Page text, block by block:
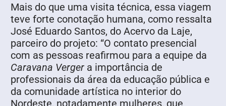
Mais do que uma visita técnica, essa viagem
teve forte conotação humana, como ressalta
José Eduardo Santos, do Acervo da Laje,
parceiro do projeto: “O contato presencial
com as pessoas reafirmou para a equipe da
Caravana Verger a importância de
professionais da área da educação pública e
da comunidade artística no interior do
Nordeste, notadamente mulheres, que